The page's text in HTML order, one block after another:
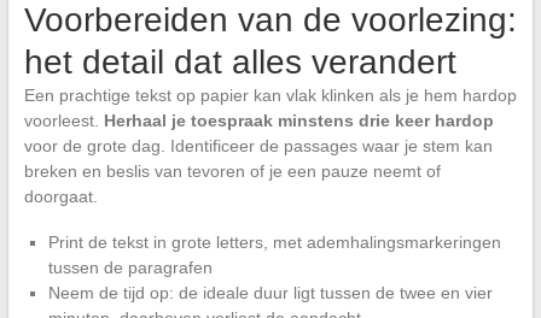
Voorbereiden van de voorlezing:
het detail dat alles verandert
Een prachtige tekst op papier kan vlak klinken als je hem hardop
voorleest. Herhaal je toespraak minstens drie keer hardop
voor de grote dag. Identificeer de passages waar je stem kan
breken en beslis van tevoren of je een pauze neemt of
doorgaat.
Print de tekst in grote letters, met ademhalingsmarkeringen
tussen de paragrafen
Neem de tijd op: de ideale duur ligt tussen de twee en vier